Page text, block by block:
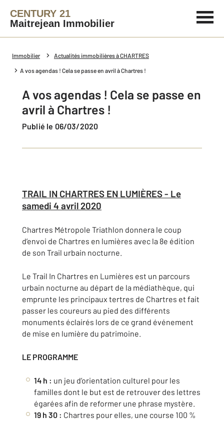
CENTURY 21
Maitrejean Immobilier
Immobilier Actualités immobilières à CHARTRES
A vos agendas ! Cela se passe en avril à Chartres !
A vos agendas ! Cela se passe en
avril à Chartres !
Publié le 06/03/2020
TRAIL IN CHARTRES EN LUMIÈRES - Le
samedi 4 avril 2020
Chartres Métropole Triathlon donnera le coup
d’envoi de Chartres en lumières avec la 8e édition
de son Trail urbain nocturne.
Le Trail In Chartres en Lumières est un parcours
urbain nocturne au départ de la médiathèque, qui
emprunte les principaux tertres de Chartres et fait
passer les coureurs au pied des différents
monuments éclairés lors de ce grand événement
de mise en lumière du patrimoine.
LE PROGRAMME
14 h : un jeu d’orientation culturel pour les
familles dont le but est de retrouver des lettres
égarées afin de reformer une phrase mystère.
19 h 30 : Chartres pour elles, une course 100 %